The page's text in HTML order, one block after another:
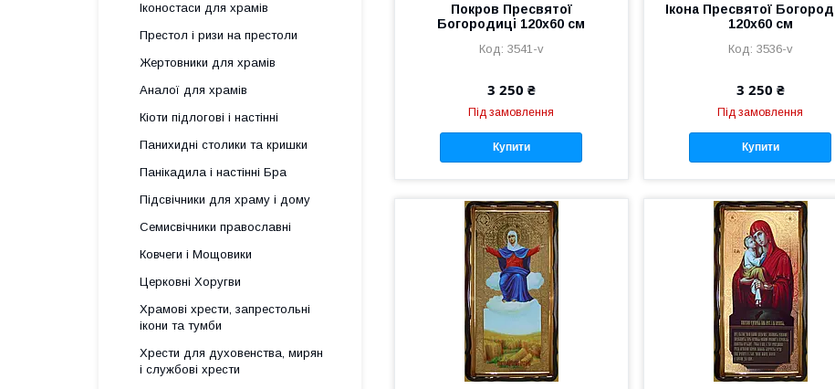
Покров Пресвятої
Богородиці 120х60 см
3541-v
3 250 ₴
Під замовлення
Купити
Ікона Пресвятої
120х60 см
3536-v
3 250 ₴
Під замовлення
Купити
Іконостаси для храмів
Престол і ризи на престоли
Жертовники для храмів
Аналої для храмів
Кіоти підлогові і настінні
Панихидні столики та кришки
Панікадила і настінні Бра
Підсвічники для храму і дому
Семисвічники православні
Ковчеги і Мощовики
Церковні Хоругви
Храмові хрести, запрестольні
ікони та тумби
Хрести для духовенства, мирян
і службові хрести